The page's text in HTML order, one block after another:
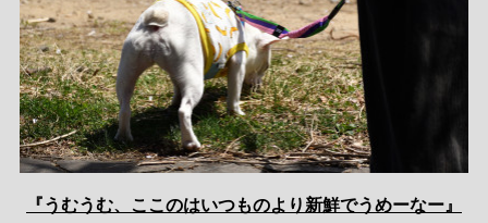
『うむうむ、ここのはいつものより新鮮でうめーなー』